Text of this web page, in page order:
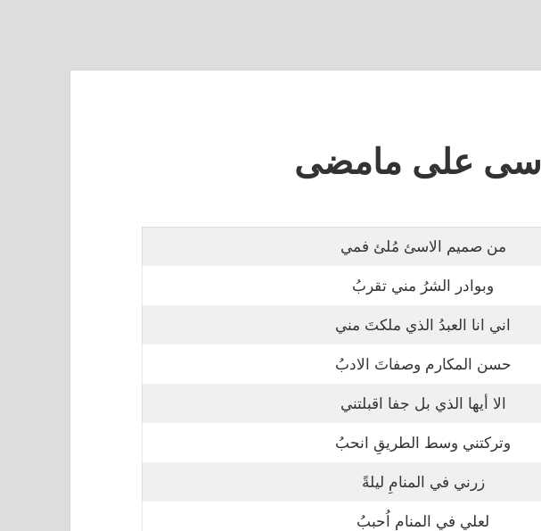
اسى على مامضى
من صميم الاسئ مُلئ فمي
وبوادر الشرُ مني تقربُ
اني انا العبدُ الذي ملكتَ مني
حسن المكارم وصفاتَ الادبُ
الا أيها الذي بل جفا اقبلتني
وتركتني وسط الطريقِ انحبُ
زرني في المنامِ ليلةً
لعلي في المنامِ اُحببُ